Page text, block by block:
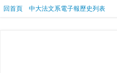
回首頁 中大法文系電子報歷史列表